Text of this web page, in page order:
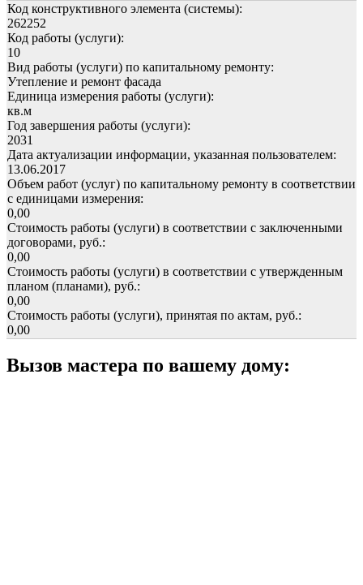
Код конструктивного элемента (системы):
262252
Код работы (услуги):
10
Вид работы (услуги) по капитальному ремонту:
Утепление и ремонт фасада
Единица измерения работы (услуги):
кв.м
Год завершения работы (услуги):
2031
Дата актуализации информации, указанная пользователем:
13.06.2017
Объем работ (услуг) по капитальному ремонту в соответствии
с единицами измерения:
0,00
Стоимость работы (услуги) в соответствии с заключенными
договорами, руб.:
0,00
Стоимость работы (услуги) в соответствии с утвержденным
планом (планами), руб.:
0,00
Стоимость работы (услуги), принятая по актам, руб.:
0,00
Вызов мастера по вашему дому: